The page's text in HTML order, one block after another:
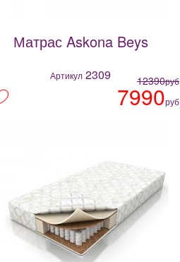
Матрас Askona Beys
Артикул 2309 12390руб
7990руб